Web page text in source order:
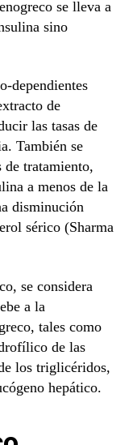
se lleva a
sino
dependientes
de
las tasas de
También se
de tratamiento,
a menos de la
disminución
sérico (Sharma
se considera
a la
tales como
de las
los triglicéridos,
hepático.